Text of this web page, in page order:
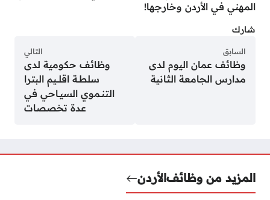
المهني في الأردن وخارجها!
شارك
السابق
وظائف عمان اليوم لدى
مدارس الجامعة الثانية
التالي
وظائف حكومية لدى
سلطــة اقلـــيم البترا
التنــموي السيــاحي في
عدة تخصصات
المزيد من وظائفالأردن